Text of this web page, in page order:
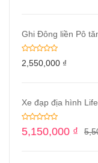
Ghi Đông liền Pô
2,550,000 ₫
Xe đạp địa hình
5,150,000 ₫